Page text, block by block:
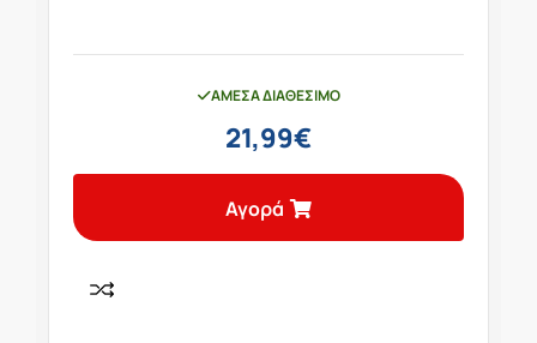
ΆΜΕΣΑ ΔΙΑΘΈΣΙΜΟ
21,99€
Αγορά